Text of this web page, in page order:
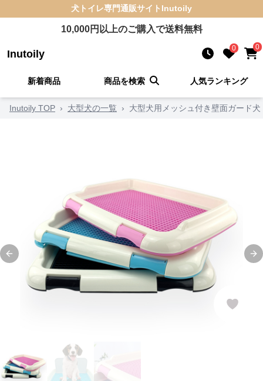
犬トイレ専門通販サイト Inutoily
10,000円以上のご購入で送料無料
Inutoily 0 0
新着商品 商品を検索 人気ランキング
Inutoily TOP › 大型犬の一覧 › 大型犬用メッシュ付き壁面ガード犬
Previous slide